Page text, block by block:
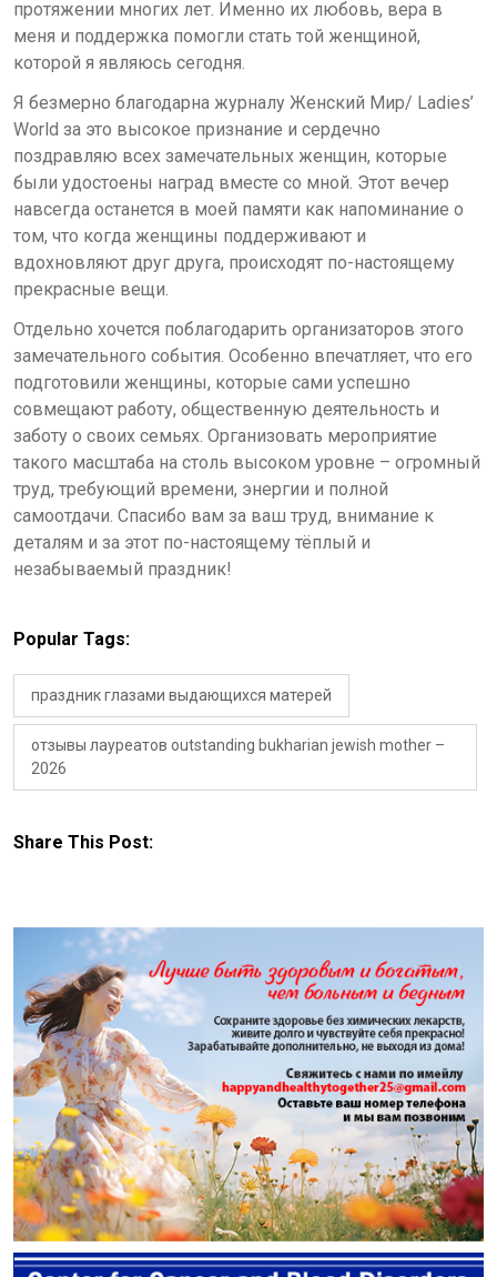
протяжении многих лет. Именно их любовь, вера в
меня и поддержка помогли стать той женщиной,
которой я являюсь сегодня.
Я безмерно благодарна журналу Женский Мир/ Ladies’
World за это высокое признание и сердечно
поздравляю всех замечательных женщин, которые
были удостоены наград вместе со мной. Этот вечер
навсегда останется в моей памяти как напоминание о
том, что когда женщины поддерживают и
вдохновляют друг друга, происходят по-настоящему
прекрасные вещи.
Отдельно хочется поблагодарить организаторов этого
замечательного события. Особенно впечатляет, что его
подготовили женщины, которые сами успешно
совмещают работу, общественную деятельность и
заботу о своих семьях. Организовать мероприятие
такого масштаба на столь высоком уровне – огромный
труд, требующий времени, энергии и полной
самоотдачи. Спасибо вам за ваш труд, внимание к
деталям и за этот по-настоящему тёплый и
незабываемый праздник!
Popular Tags:
праздник глазами выдающихся матерей
отзывы лауреатов outstanding bukharian jewish mother –
2026
Share This Post: